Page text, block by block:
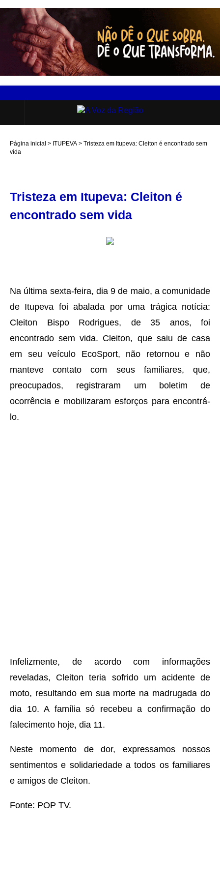
Página inicial ITUPEVA
Tristeza em Itupeva: Cleiton é encontrado sem
vida
Tristeza em Itupeva: Cleiton é
encontrado sem vida
Na última sexta-feira, dia 9 de maio, a comunidade
de Itupeva foi abalada por uma trágica notícia:
Cleiton Bispo Rodrigues, de 35 anos, foi
encontrado sem vida. Cleiton, que saiu de casa
em seu veículo EcoSport, não retornou e não
manteve contato com seus familiares, que,
preocupados, registraram um boletim de
ocorrência e mobilizaram esforços para encontrá-
lo.
Infelizmente, de acordo com informações
reveladas, Cleiton teria sofrido um acidente de
moto, resultando em sua morte na madrugada do
dia 10. A família só recebeu a confirmação do
falecimento hoje, dia 11.
Neste momento de dor, expressamos nossos
sentimentos e solidariedade a todos os familiares
e amigos de Cleiton.
Fonte: POP TV.